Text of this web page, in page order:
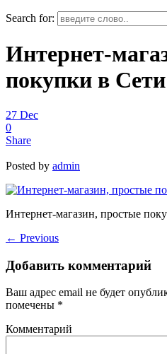
Search for:
Интернет-
покупки в Сети
27 Dec
0
Share
Posted by admin
Интернет-магазин, простые
← Previous
Добавить комментарий
Ваш адрес email не будет
помечены *
Комментарий